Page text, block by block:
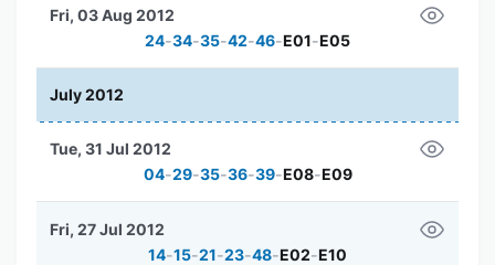
24-34-35-42-46-E01-E05
Fri, 03 Aug 2012
July 2012
04-29-35-36-39-E08-E09
Tue, 31 Jul 2012
14-15-21-23-48-E02-E10
Fri, 27 Jul 2012